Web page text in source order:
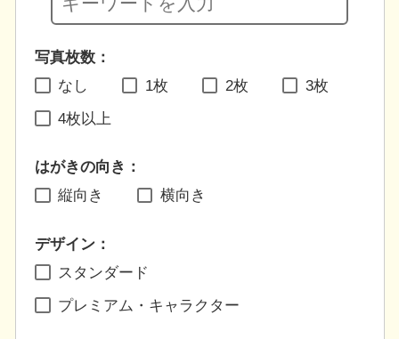
写真枚数：
なし
1枚 2枚 3枚
4枚以上
はがきの向き：
縦向き
横向き
デザイン：
スタンダード
プレミアム・キャラクター